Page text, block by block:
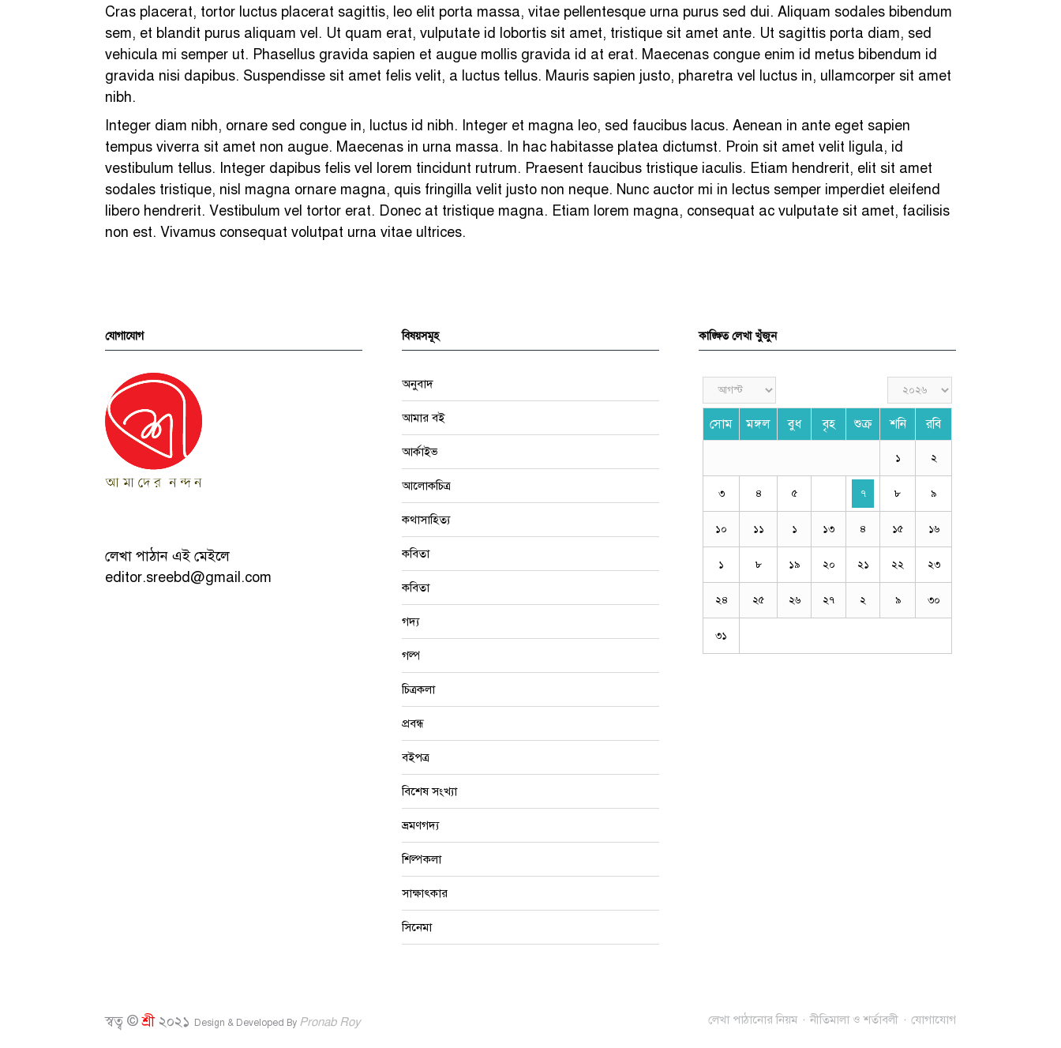
Cras placerat, tortor luctus placerat sagittis, leo elit porta massa, vitae pellentesque urna purus sed dui. Aliquam sodales bibendum
sem, et blandit purus aliquam vel. Ut quam erat, vulputate id lobortis sit amet, tristique sit amet ante. Ut sagittis porta diam, sed
vehicula mi semper ut. Phasellus gravida sapien et augue mollis gravida id at erat. Maecenas congue enim id metus bibendum id
gravida nisi dapibus. Suspendisse sit amet felis velit, a luctus tellus. Mauris sapien justo, pharetra vel luctus in, ullamcorper sit amet
nibh.
Integer diam nibh, ornare sed congue in, luctus id nibh. Integer et magna leo, sed faucibus lacus. Aenean in ante eget sapien
tempus viverra sit amet non augue. Maecenas in urna massa. In hac habitasse platea dictumst. Proin sit amet velit ligula, id
vestibulum tellus. Integer dapibus felis vel lorem tincidunt rutrum. Praesent faucibus tristique iaculis. Etiam hendrerit, elit sit amet
sodales tristique, nisl magna ornare magna, quis fringilla velit justo non neque. Nunc auctor mi in lectus semper imperdiet eleifend
libero hendrerit. Vestibulum vel tortor erat. Donec at tristique magna. Etiam lorem magna, consequat ac vulputate sit amet, facilisis
non est. Vivamus consequat volutpat urna vitae ultrices.
যোগাযোগ
লেখা পাঠান এই মেইলে
editor.sreebd@gmail.com
বিষয়সমূহ
অনুবাদ
আমার বই
আর্কাইভ
আলোকচিত্র
কথাসাহিত্য
কবিতা
কবিতা
গদ্য
গল্প
চিত্রকলা
প্রবন্ধ
বইপত্র
বিশেষ সংখ্যা
ভ্রমণগদ্য
শিল্পকলা
সাক্ষাৎকার
সিনেমা
কাঙ্ক্ষিত লেখা খুঁজুন
সোম মঙ্গল বুধ বৃহ শুক্র শনি রবি
১ ২
৩ ৪ ৫ ৭ ৮ ৯
১০ ১১ ১ ১৩ ৪ ১৫ ১৬
১ ৮ ১৯ ২০ ২১ ২২ ২৩
২৪ ২৫ ২৬ ২৭ ২ ৯ ৩০
৩১
স্বত্ব ©শ্রী২০২১ Design & Developed By Pronab Roy লেখা পাঠানোর নিয়ম নীতিমালা ও শর্তাবলী যোগাযোগ